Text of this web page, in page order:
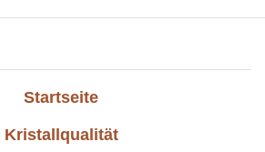
Startseite
Kristallqualität